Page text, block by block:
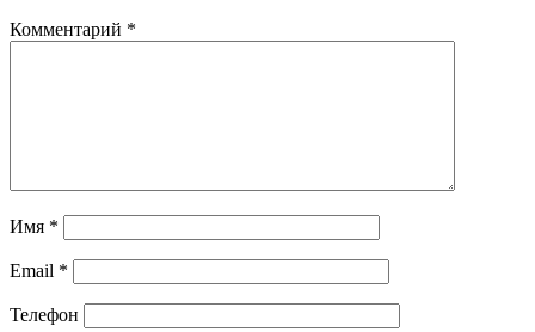
Комментарий *
Имя *
Email *
Телефон